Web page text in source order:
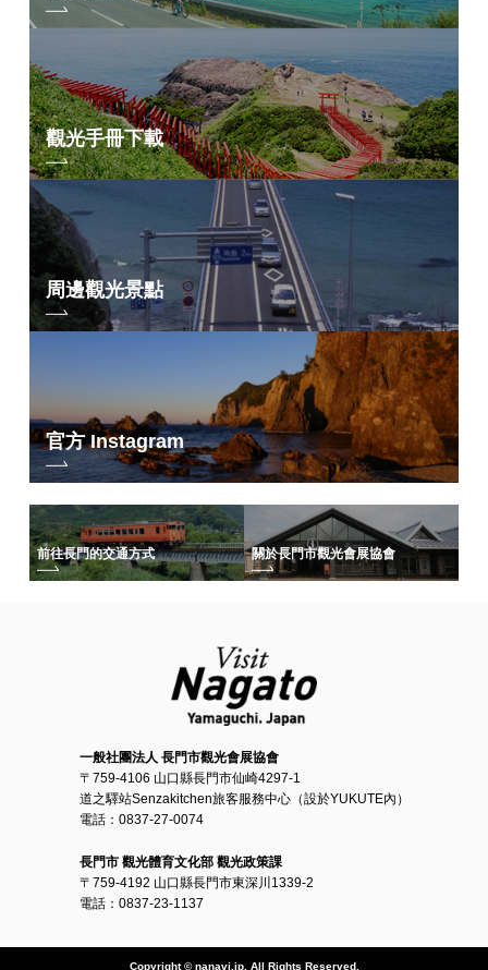
觀光手冊下載
周邊觀光景點
官方 Instagram
前往長門的交通方式 關於長門市觀光會展協會
一般社團法人 長門市觀光會展協會
〒759-4106 山口縣長門市仙崎4297-1
道之驛站Senzakitchen旅客服務中心（設於YUKUTE內）
電話：0837-27-0074
長門市 觀光體育文化部 觀光政策課
〒759-4192 山口縣長門市東深川1339-2
電話：0837-23-1137
Copyright © nanavi.jp. All Rights Reserved.